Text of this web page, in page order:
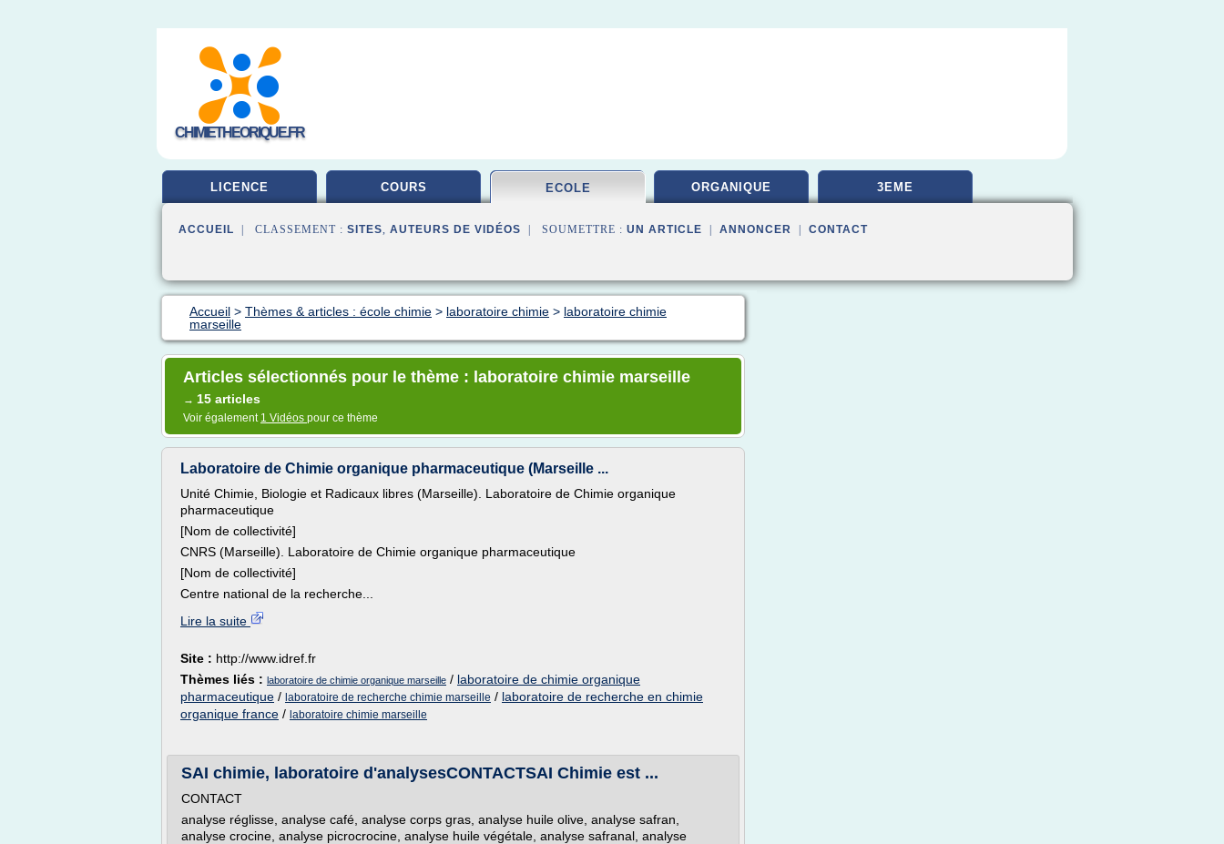
CHIMIETHEORIQUE.FR
LICENCE COURS ECOLE ORGANIQUE 3EME
ACCUEIL | CLASSEMENT : SITES, AUTEURS DE VIDÉOS | SOUMETTRE : UN ARTICLE ANNONCER CONTACT
Accueil > Thèmes & articles : école chimie > laboratoire chimie > laboratoire chimie
marseille
Articles sélectionnés pour le thème : laboratoire chimie marseille
→ 15 articles
Voir également 1 Vidéos pour ce thème
Laboratoire de Chimie organique pharmaceutique (Marseille ...
Unité Chimie, Biologie et Radicaux libres (Marseille). Laboratoire de Chimie organique
pharmaceutique
[Nom de collectivité]
CNRS (Marseille). Laboratoire de Chimie organique pharmaceutique
[Nom de collectivité]
Centre national de la recherche...
Lire la suite
Site : http://www.idref.fr
Thèmes liés : laboratoire de chimie organique marseille / laboratoire de chimie organique
pharmaceutique / laboratoire de recherche chimie marseille / laboratoire de recherche en chimie
organique france / laboratoire chimie marseille
SAI chimie, laboratoire d'analysesCONTACTSAI Chimie est ...
CONTACT
analyse réglisse, analyse café, analyse corps gras, analyse huile olive, analyse safran,
analyse crocine, analyse picrocrocine, analyse huile végétale, analyse safranal, analyse